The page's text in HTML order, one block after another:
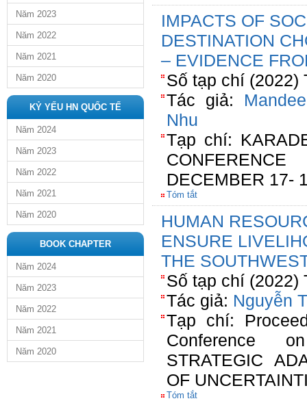
Năm 2023
Năm 2022
Năm 2021
Năm 2020
KỶ YẾU HN QUỐC TẾ
Năm 2024
Năm 2023
Năm 2022
Năm 2021
Năm 2020
BOOK CHAPTER
Năm 2024
Năm 2023
Năm 2022
Năm 2021
Năm 2020
IMPACTS OF
DESTINATION
– EVIDENCE
Số tạp chí (2022)
Tác giả:
Nhu
Tạp chí:
DECEMBER 17-
Tóm tắt
HUMAN
ENSURE
THE
Số tạp chí (2022)
Tác giả: Nguyễn
Tạp chí:
Conference
STRATEGIC
OF
Tóm tắt